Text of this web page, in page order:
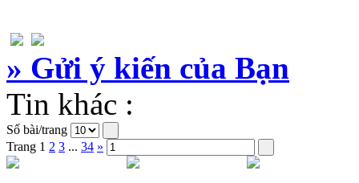
» Gửi ý kiến của Bạn
Tin khác :
Số bài/trang
Trang 1 2 3 ... 34 »